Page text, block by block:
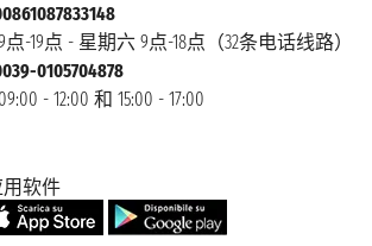
-19点 - 星期六 9点-18点（32条电话线路）
0105704878
- 12:00 和 15:00 - 17:00
用软件